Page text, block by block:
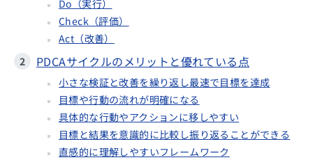
Do（実行）
Check（評価）
Act（改善）
PDCAサイクルのメリットと優れている点
小さな検証と改善を繰り返し最速で目標を達成
目標や行動の流れが明確になる
具体的な行動やアクションに移しやすい
目標と結果を意識的に比較し振り返ることができる
直感的に理解しやすいフレームワーク